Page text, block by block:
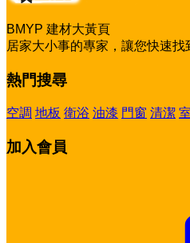
BMYP 建材大黃頁
居家大小事的專家，讓您快速找
熱門搜尋
空調 地板 衛浴 油漆 門窗 清潔
加入會員